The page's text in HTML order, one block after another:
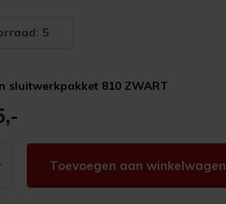
5
sluitwerkpakket 810 ZWART
Toevoegen aan winkelwagen